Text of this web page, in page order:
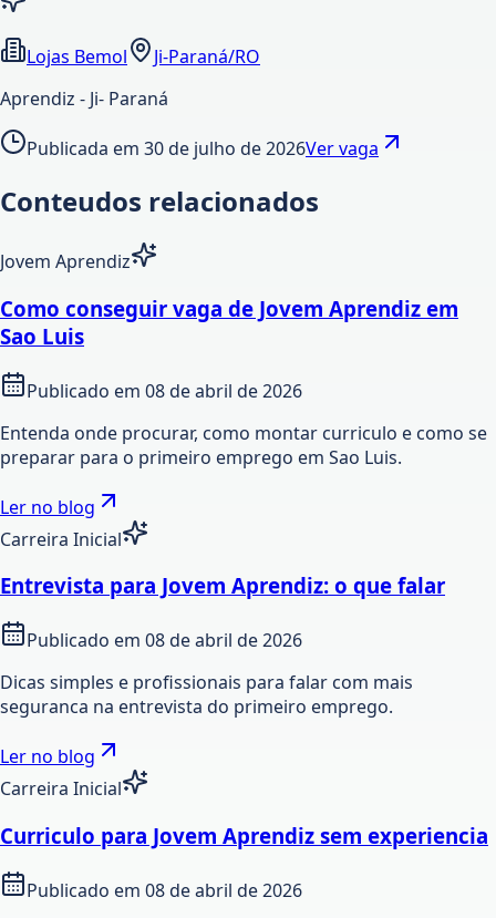
Lojas Bemol
Ji-Paraná/RO
Aprendiz - Ji- Paraná
Publicada em 30 de julho de 2026Ver vaga
Conteudos relacionados
Jovem Aprendiz
Como conseguir vaga de Jovem Aprendiz em
Sao Luis
Publicado em 08 de abril de 2026
Entenda onde procurar, como montar curriculo e como se
preparar para o primeiro emprego em Sao Luis.
Ler no blog
Carreira Inicial
Entrevista para Jovem Aprendiz: o que falar
Publicado em 08 de abril de 2026
Dicas simples e profissionais para falar com mais
seguranca na entrevista do primeiro emprego.
Ler no blog
Carreira Inicial
Curriculo para Jovem Aprendiz sem experiencia
Publicado em 08 de abril de 2026